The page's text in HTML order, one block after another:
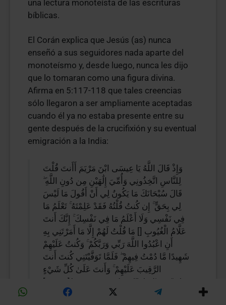
una lectura monoteísta de las escrituras
bíblicas.
El Corán explica que Jesús (as) nunca
enseñó a sus seguidores nada aparte del
monoteísmo y, desde luego, nunca les dijo
que lo tomaran como una figura divina.
Afirma en 5:117-118 que tales creencias
sólo llegaron a ser ampliamente aceptadas
cuando él ya no estaba presente entre su
gente después de la crucifixión y su eventual
emigración a la India:
وَإِذْ قَالَ اللَّهُ يَا عِيسَى ابْنَ مَرْيَمَ أَأَنتَ قُلْتَ
لِلنَّاسِ اتَّخِذُونِي وَأُمِّيَ إِلَٰهَيْنِ مِن دُونِ اللَّهِ ۖ
قَالَ سُبْحَانَكَ مَا يَكُونُ لِي أَنْ أَقُولَ مَا لَيْسَ
لِي بِحَقٍّ ۚ إِن كُنتُ قُلْتُهُ فَقَدْ عَلِمْتَهُ ۚ تَعْلَمُ مَا
فِي نَفْسِي وَلَا أَعْلَمُ مَا فِي نَفْسِكَ ۚ إِنَّكَ أَنتَ
عَلَّامُ الْغُيُوبِ [] مَا قُلْتُ لَهُمْ إِلَّا مَا أَمَرْتَنِي بِهِ
أَنِ اعْبُدُوا اللَّهَ رَبِّي وَرَبَّكُمْ ۚ وَكُنتُ عَلَيْهِمْ
شَهِيدًا مَّا دُمْتُ فِيهِمْ ۖ فَلَمَّا تَوَفَّيْتَنِي كُنتَ أَنتَ
الرَّقِيبَ عَلَيْهِمْ ۚ وَأَنتَ عَلَىٰ كُلِّ شَيْءٍ
شَهِيدٌ[5:117] Y cuando Al’lah diga: “Oh
Jesús, hijo de María, ¿has dicho a los